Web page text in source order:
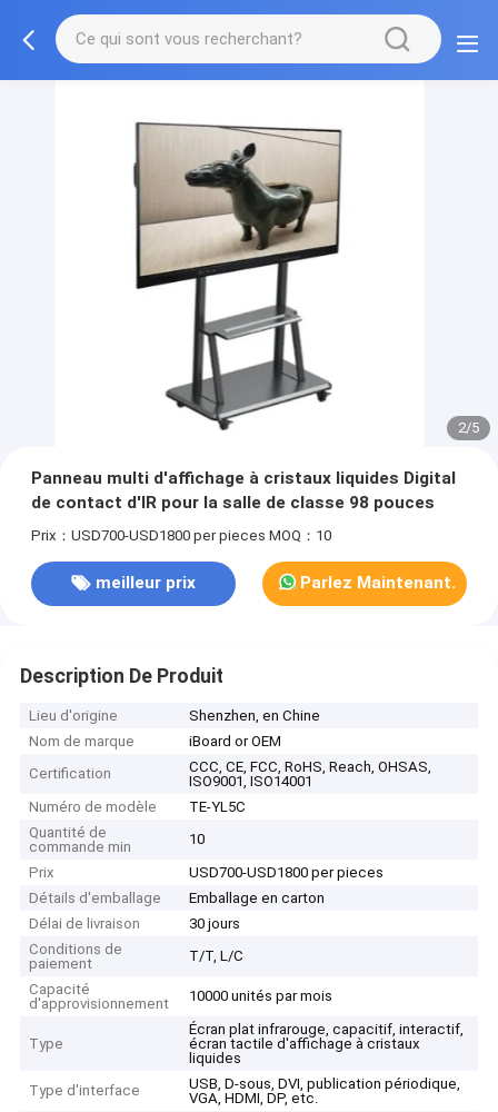
3/5
Panneau multi d'affichage à cristaux liquides Digital
de contact d'IR pour la salle de classe 98 pouces
Prix：USD700-USD1800 per pieces MOQ：10
meilleur prix Parlez Maintenant.
Description De Produit
Lieu d'origine
Shenzhen, en Chine
Nom de marque
iBoard or OEM
Certification
CCC, CE, FCC, RoHS, Reach, OHSAS,
ISO9001, ISO14001
Numéro de modèle
TE-YL5C
Quantité de
commande min
10
Prix
USD700-USD1800 per pieces
Détails d'emballage
Emballage en carton
Délai de livraison
30 jours
Conditions de
paiement
T/T, L/C
Capacité
d'approvisionnement
10000 unités par mois
Type
Écran plat infrarouge, capacitif, interactif,
écran tactile d'affichage à cristaux
liquides
Type d'interface
USB, D-sous, DVI, publication périodique,
VGA, HDMI, DP, etc.